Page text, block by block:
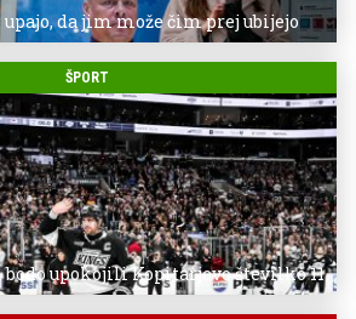
upajo, da jim može čim prej ubijejo
ŠPORT
upokojili Kopitarjevo številko 11